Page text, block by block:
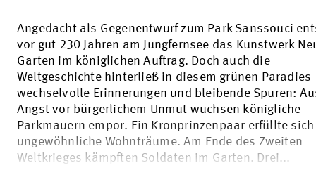
Angedacht als Gegenentwurf zum Park Sanssouci
vor gut 230 Jahren am Jungfernsee das Kunstwerk
Garten im königlichen Auftrag. Doch auch die
Weltgeschichte hinterließ in diesem grünen Paradies
wechselvolle Erinnerungen und bleibende Spuren:
Angst vor bürgerlichem Unmut wuchsen königliche
Parkmauern empor. Ein Kronprinzenpaar erfüllte sich
ungewöhnliche Wohnträume. Am Ende des Zweiten
Weltkrieges kämpften Soldaten im Garten. Drei...